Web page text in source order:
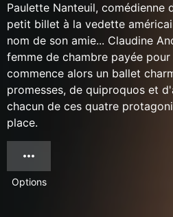
Paulette Nanteuil, comédienne
petit billet à la vedette
nom de son amie... Claudine
femme de chambre payée
commence alors un ballet
promesses, de quiproquos et
chacun de ces quatre
place.
Options